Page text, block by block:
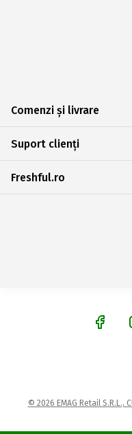
Comenzi și livrare
Suport clienți
Freshful.ro
© 2026 EMAG Retail S.R.L.,